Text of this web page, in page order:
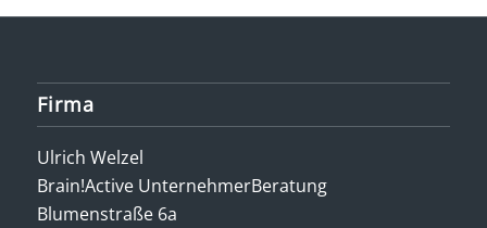
Firma
Ulrich Welzel
Brain!Active UnternehmerBeratung
Blumenstraße 6a